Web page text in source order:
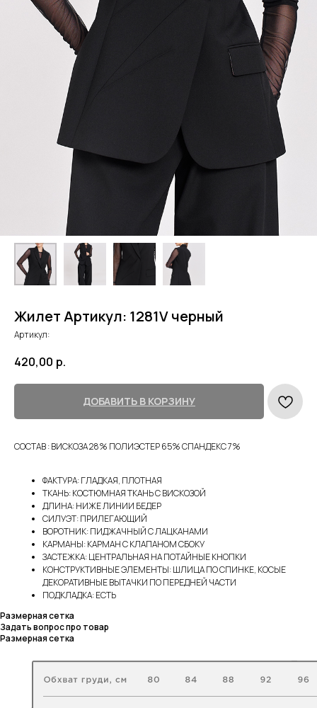
Жилет Артикул: 1281V черный
Артикул:
420,00 р.
ДОБАВИТЬ В КОРЗИНУ
СОСТАВ : ВИСКОЗА 28% ПОЛИЭСТЕР 65% СПАНДЕКС 7%
ФАКТУРА: ГЛАДКАЯ, ПЛОТНАЯ
ТКАНЬ: КОСТЮМНАЯ ТКАНЬ С ВИСКОЗОЙ
ДЛИНА: НИЖЕ ЛИНИИ БЕДЕР
СИЛУЭТ: ПРИЛЕГАЮЩИЙ
ВОРОТНИК: ПИДЖАЧНЫЙ С ЛАЦКАНАМИ
КАРМАНЫ: КАРМАН С КЛАПАНОМ СБОКУ
ЗАСТЕЖКА: ЦЕНТРАЛЬНАЯ НА ПОТАЙНЫЕ КНОПКИ
КОНСТРУКТИВНЫЕ ЭЛЕМЕНТЫ: ШЛИЦА ПО СПИНКЕ, КОСЫЕ
ДЕКОРАТИВНЫЕ ВЫТАЧКИ ПО ПЕРЕДНЕЙ ЧАСТИ
ПОДКЛАДКА: ЕСТЬ
Размерная сетка
Задать вопрос про товар
Размерная сетка